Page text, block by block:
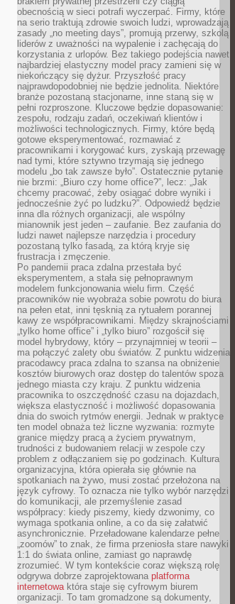
obecnością w sieci potrafi wyczerpać. Firmy, które
na serio traktują zdrowie swoich ludzi, wprowadzają
zasady „no meeting days”, promują przerwy, szkolą
liderów z uważności na wypalenie i zachęcają do
korzystania z urlopów. Bez takiego podejścia nawet
najbardziej elastyczny model pracy zamieni się w
niekończący się dyżur. Przyszłość pracy
najprawdopodobniej nie będzie jednolita. Niektóre
branże pozostaną stacjonarne, inne staną się w
pełni rozproszone. Kluczowe będzie dopasowanie:
zespołu, rodzaju zadań, oczekiwań klientów i
możliwości technologicznych. Firmy, które będą
gotowe eksperymentować, rozmawiać z
pracownikami i korygować kurs, zyskają przewagę
nad tymi, które sztywno trzymają się jednego
modelu „bo tak zawsze było”. Ostatecznie pytanie
nie brzmi: „Biuro czy home office?”, lecz: „Jak
chcemy pracować, żeby osiągać dobre wyniki i
jednocześnie żyć po ludzku?”. Odpowiedź będzie
inna dla różnych organizacji, ale wspólny
mianownik jest jeden – zaufanie. Bez zaufania do
ludzi nawet najlepsze narzędzia i procedury
pozostaną tylko fasadą, za którą kryje się
frustracja i zmęczenie.
Po pandemii praca zdalna przestała być
eksperymentem, a stała się pełnoprawnym
modelem funkcjonowania wielu firm. Część
pracowników nie wyobraża sobie powrotu do biura
na pełen etat, inni tęsknią za rytuałem porannej
kawy ze współpracownikami. Między skrajnościami
„tylko home office” i „tylko biuro” rozgościł się
model hybrydowy, który – przynajmniej w teorii –
ma połączyć zalety obu światów. Z punktu widzenia
pracodawcy praca zdalna to szansa na obniżenie
kosztów biurowych oraz dostęp do talentów spoza
jednego miasta czy kraju. Z punktu widzenia
pracownika to oszczędność czasu na dojazdach,
większa elastyczność i możliwość dopasowania
dnia do swoich rytmów energii. Jednak w praktyce
ten model obnaża też liczne wyzwania: rozmyte
granice między pracą a życiem prywatnym,
trudności z budowaniem relacji w zespole czy
problem z odłączaniem się po godzinach. Kultura
organizacyjna, która opierała się głównie na
spotkaniach na żywo, musi zostać przełożona na
język cyfrowy. To oznacza nie tylko wybór narzędzi
do komunikacji, ale przemyślenie zasad
współpracy: kiedy piszemy, kiedy dzwonimy, co
wymaga spotkania online, a co da się załatwić
asynchronicznie. Przeładowane kalendarze pełne
„zoomów” to znak, że firma przeniosła stare nawyki
1:1 do świata online, zamiast go naprawdę
zrozumieć. W tym kontekście coraz większą rolę
odgrywa dobrze zaprojektowana platforma
internetowaktóra staje się cyfrowym biurem
organizacji. To tam gromadzone są dokumenty,